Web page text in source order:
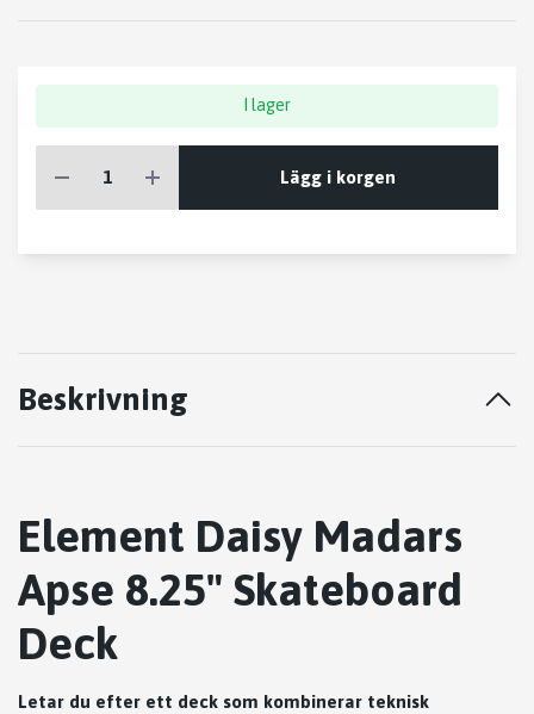
I lager
Lägg i korgen
Beskrivning
Element Daisy Madars
Apse 8.25" Skateboard
Deck
Letar du efter ett deck som kombinerar teknisk